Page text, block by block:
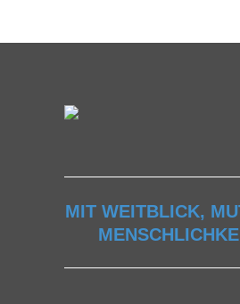
-
C
H
U
L
MIT WEITBLICK,